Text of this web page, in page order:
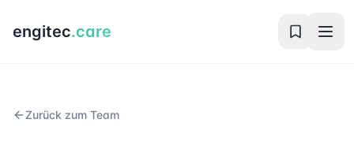
engitec.care
Zurück zum Team